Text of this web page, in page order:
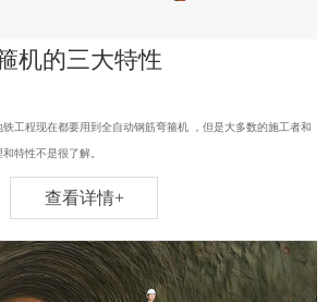
机的三大特性
工程现在都要用到全自动钢筋弯箍机 ，但是大多数的施工者和
特性不是很了解。
查看详情+